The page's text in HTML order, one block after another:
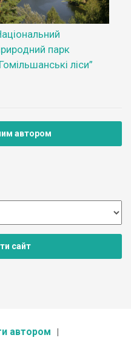
парк
ліси”
автором
сайт
автором